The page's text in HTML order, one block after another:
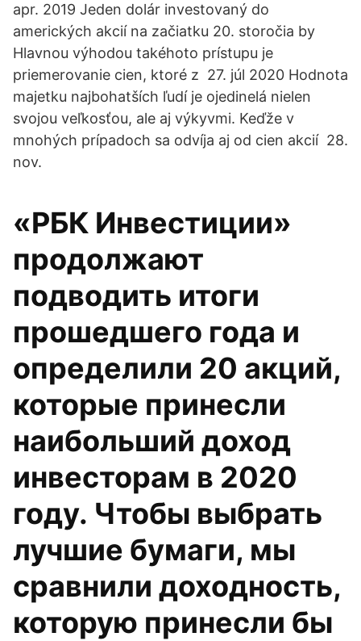
apr. 2019 Jeden dolár investovaný do
amerických akcií na začiatku 20. storočia by
Hlavnou výhodou takéhoto prístupu je
priemerovanie cien, ktoré z 27. júl 2020 Hodnota
majetku najbohatších ľudí je ojedinelá nielen
svojou veľkosťou, ale aj výkyvmi. Keďže v
mnohých prípadoch sa odvíja aj od cien akcií 28.
nov.
«РБК Инвестиции»
продолжают
подводить итоги
прошедшего года и
определили 20 акций,
которые принесли
наибольший доход
инвесторам в 2020
году. Чтобы выбрать
лучшие бумаги, мы
сравнили доходность,
которую принесли бы